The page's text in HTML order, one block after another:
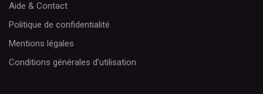
Aide & Contact
Politique de confidentialité
Mentions légales
Conditions générales d’utilisation